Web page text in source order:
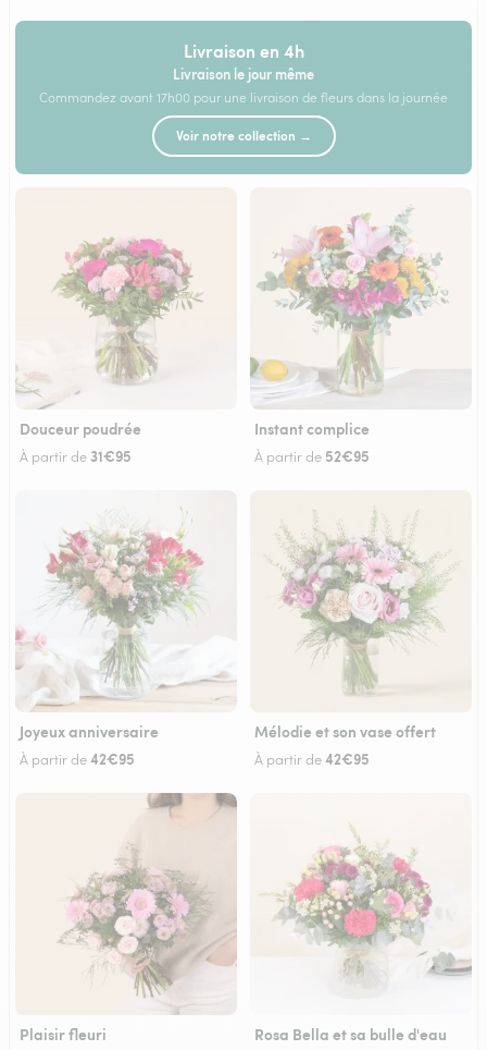
Livraison en 4h
Livraison le jour même
Commandez avant 17h00 pour une livraison de fleurs dans la journée
Voir notre collection →
Douceur poudrée
À partir de 31€95
Instant complice
À partir de 52€95
Joyeux anniversaire
À partir de42€95
Mélodie et son vase offert
À partir de42€95
Plaisir fleuri Rosa Bella et sa bulle d'eau